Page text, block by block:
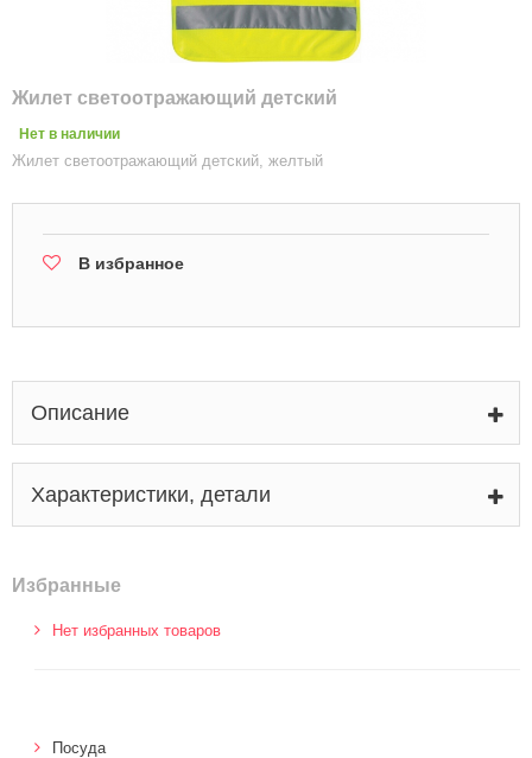
Жилет светоотражающий детский
Нет в наличии
Жилет светоотражающий детский, желтый
В избранное
Описание
Характеристики, детали
Избранные
Нет избранных товаров
Посуда